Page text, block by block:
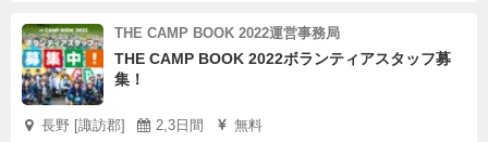
THE CAMP BOOK 2022運営事務局
THE CAMP BOOK 2022ボランティアスタッフ募
集！
長野 [諏訪郡] 2,3日間 無料